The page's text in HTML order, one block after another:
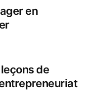
en
leçons de